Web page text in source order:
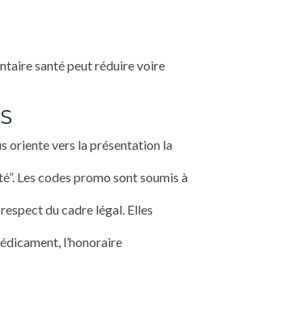
santé peut réduire voire
oriente vers la présentation la
Les codes promo sont soumis à
du cadre légal. Elles
l’honoraire